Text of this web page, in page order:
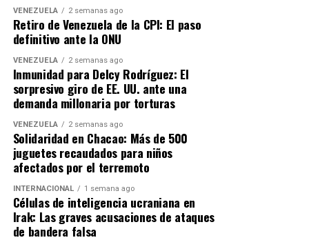
VENEZUELA 2 semanas ago
Retiro de Venezuela de la CPI: El paso
definitivo ante la ONU
VENEZUELA 2 semanas ago
Inmunidad para Delcy Rodríguez: El
sorpresivo giro de EE. UU. ante una
demanda millonaria por torturas
VENEZUELA 2 semanas ago
Solidaridad en Chacao: Más de 500
juguetes recaudados para niños
afectados por el terremoto
INTERNACIONAL 1 semana ago
Células de inteligencia ucraniana en
Irak: Las graves acusaciones de ataques
de bandera falsa